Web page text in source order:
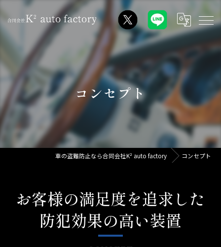
コンセプト
車の盗難防止なら合同会社K² auto factory コンセプト
お客様の満足度を追求した
防犯効果の高い装置